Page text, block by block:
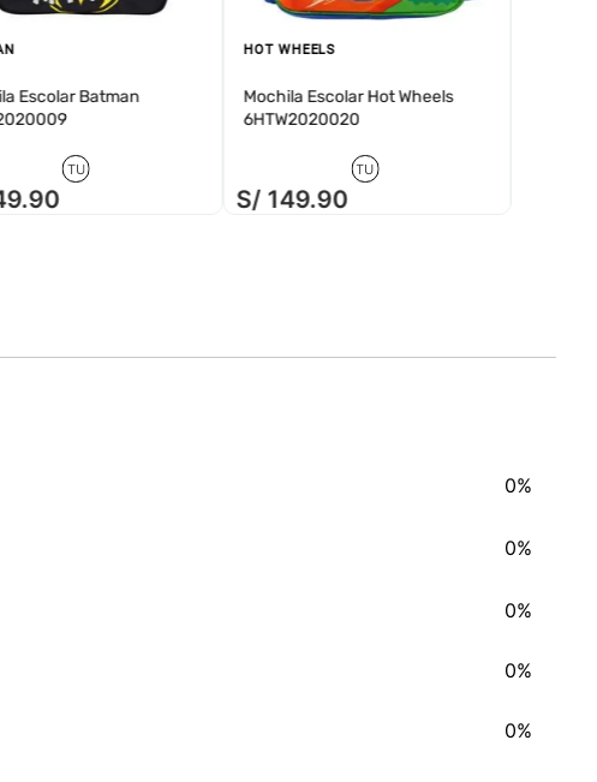
Escolar Batman
TU
.90
HOT WHEELS
Mochila Escolar Hot Wheels
6HTW2020020
TU
S/ 149.90
0%
0%
0%
0%
0%